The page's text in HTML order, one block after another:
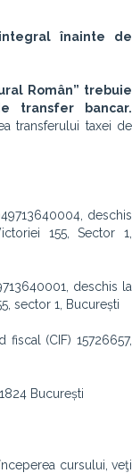
înainte de
Român” trebuie
transfer bancar.
transferului taxei de
deschis
155, Sector 1,
deschis la
sector 1, București
(CIF) 15726657,
București
cursului, veţi